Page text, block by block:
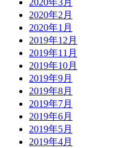
2020年3月
2020年2月
2020年1月
2019年12月
2019年11月
2019年10月
2019年9月
2019年8月
2019年7月
2019年6月
2019年5月
2019年4月